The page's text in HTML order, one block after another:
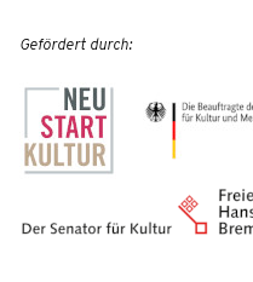
Gefördert durch: